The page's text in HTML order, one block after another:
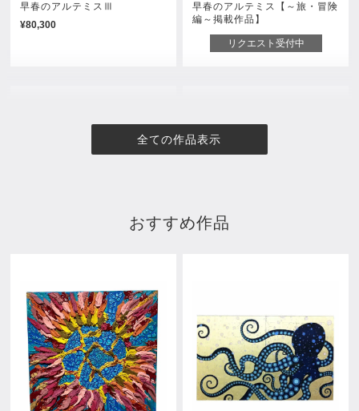
全ての作品表示
早春のアルテミスⅢ
¥80,300
早春のアルテミス【～旅・冒険
編～掲載作品】
リクエスト受付中
売約済み
おすすめ作品